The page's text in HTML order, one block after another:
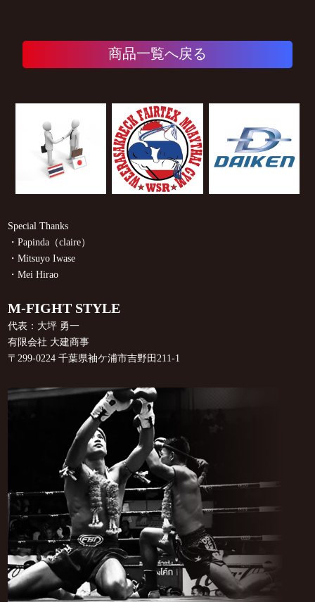
商品一覧へ戻る
Special Thanks
・Papinda（claire）
・Mitsuyo Iwase
・Mei Hirao
M-FIGHT STYLE
代表：大坪 勇一
有限会社 大建商事
〒299-0224 千葉県袖ケ浦市吉野田211-1